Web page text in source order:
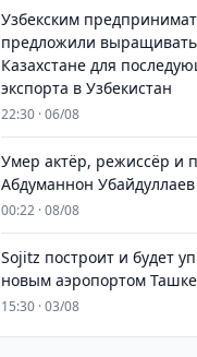
Узбекским
предложили выращивать
Казахстане для
экспорта в Узбекистан
22:30 · 06/08
Умер актёр, режиссёр и
Абдуманнон Убайдуллаев
00:22 · 08/08
Sojitz построит и будет
новым аэропортом
15:30 · 03/08